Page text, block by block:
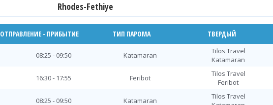
Rhodes-Fethiye
ОТПРАВЛЕНИЕ - ПРИБЫТИЕ ТИП ПАРОМА ТВЕРДЫЙ
08:25 - 09:50 Katamaran
Tilos Travel
Katamaran
16:30 - 17:55 Feribot
Tilos Travel
Feribot
08:25 - 09:50 Katamaran
Tilos Travel